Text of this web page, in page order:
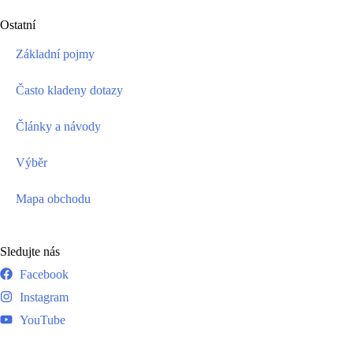
Ostatní
Základní pojmy
Často kladeny dotazy
Články a návody
Výběr
Mapa obchodu
Sledujte nás
Facebook
Instagram
YouTube